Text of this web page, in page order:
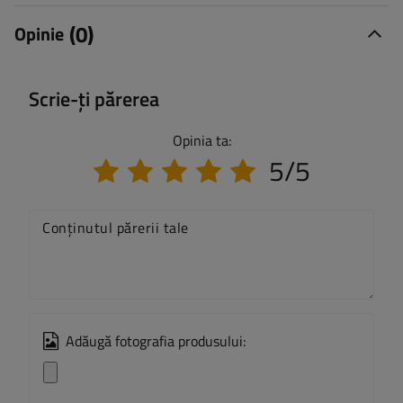
Opinie (0)
Scrie-ți părerea
Opinia ta:
5/5
Conținutul părerii tale
Adăugă fotografia produsului: